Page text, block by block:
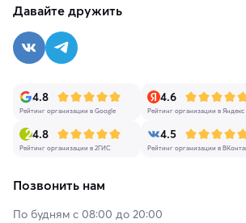
Давайте дружить
4.8
Рейтинг организации в Google
4.6
Рейтинг организации в Яндекс
4.8
Рейтинг организации в 2ГИС
4.5
Рейтинг организации в
Позвонить нам
По будням с 08:00 до 20:00